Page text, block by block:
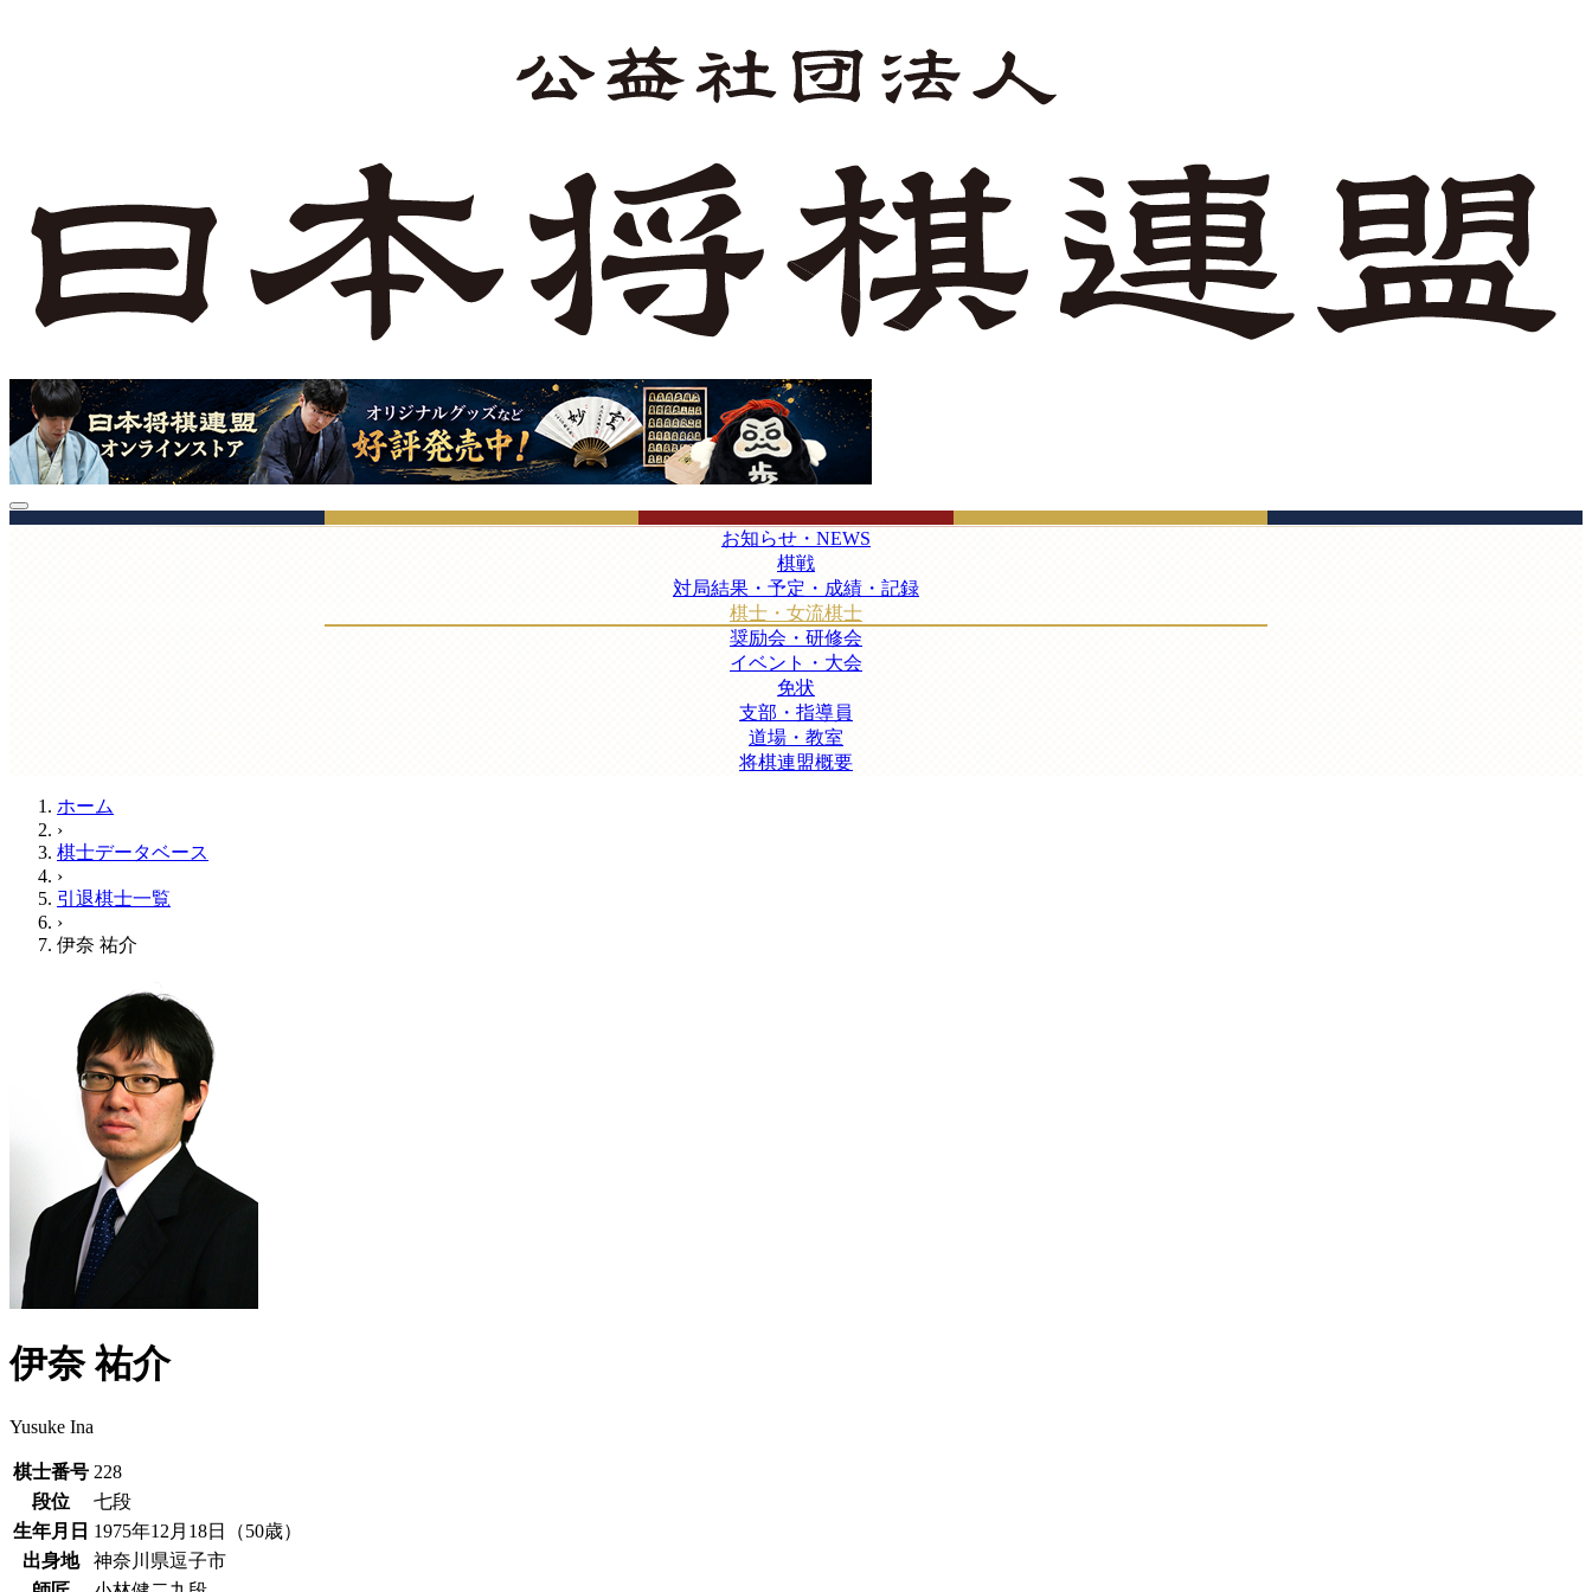
お知らせ・NEWS
棋戦
対局結果・予定・成績・記録
棋士・女流棋士
奨励会・研修会
イベント・大会
免状
支部・指導員
道場・教室
将棋連盟概要
ホーム
›
棋士データベース
›
引退棋士一覧
›
伊奈 祐介
伊奈 祐介
Yusuke Ina
棋士番号 228
段位
七段
生年月日 1975年12月18日（50歳）
出身地
神奈川県逗子市